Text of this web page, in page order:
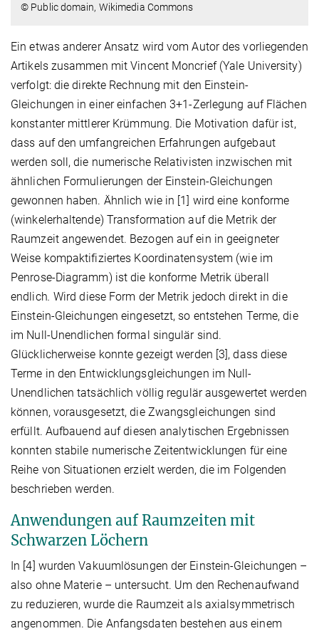
© Public domain, Wikimedia Commons
Ein etwas anderer Ansatz wird vom Autor des vorliegenden
Artikels zusammen mit Vincent Moncrief (Yale University)
verfolgt: die direkte Rechnung mit den Einstein-
Gleichungen in einer einfachen 3+1-Zerlegung auf Flächen
konstanter mittlerer Krümmung. Die Motivation dafür ist,
dass auf den umfangreichen Erfahrungen aufgebaut
werden soll, die numerische Relativisten inzwischen mit
ähnlichen Formulierungen der Einstein-Gleichungen
gewonnen haben. Ähnlich wie in [1] wird eine konforme
(winkelerhaltende) Transformation auf die Metrik der
Raumzeit angewendet. Bezogen auf ein in geeigneter
Weise kompaktifiziertes Koordinatensystem (wie im
Penrose-Diagramm) ist die konforme Metrik überall
endlich. Wird diese Form der Metrik jedoch direkt in die
Einstein-Gleichungen eingesetzt, so entstehen Terme, die
im Null-Unendlichen formal singulär sind.
Glücklicherweise konnte gezeigt werden [3], dass diese
Terme in den Entwicklungsgleichungen im Null-
Unendlichen tatsächlich völlig regulär ausgewertet werden
können, vorausgesetzt, die Zwangsgleichungen sind
erfüllt. Aufbauend auf diesen analytischen Ergebnissen
konnten stabile numerische Zeitentwicklungen für eine
Reihe von Situationen erzielt werden, die im Folgenden
beschrieben werden.
Anwendungen auf Raumzeiten mit
Schwarzen Löchern
In [4] wurden Vakuumlösungen der Einstein-Gleichungen –
also ohne Materie – untersucht. Um den Rechenaufwand
zu reduzieren, wurde die Raumzeit als axialsymmetrisch
angenommen. Die Anfangsdaten bestehen aus einem